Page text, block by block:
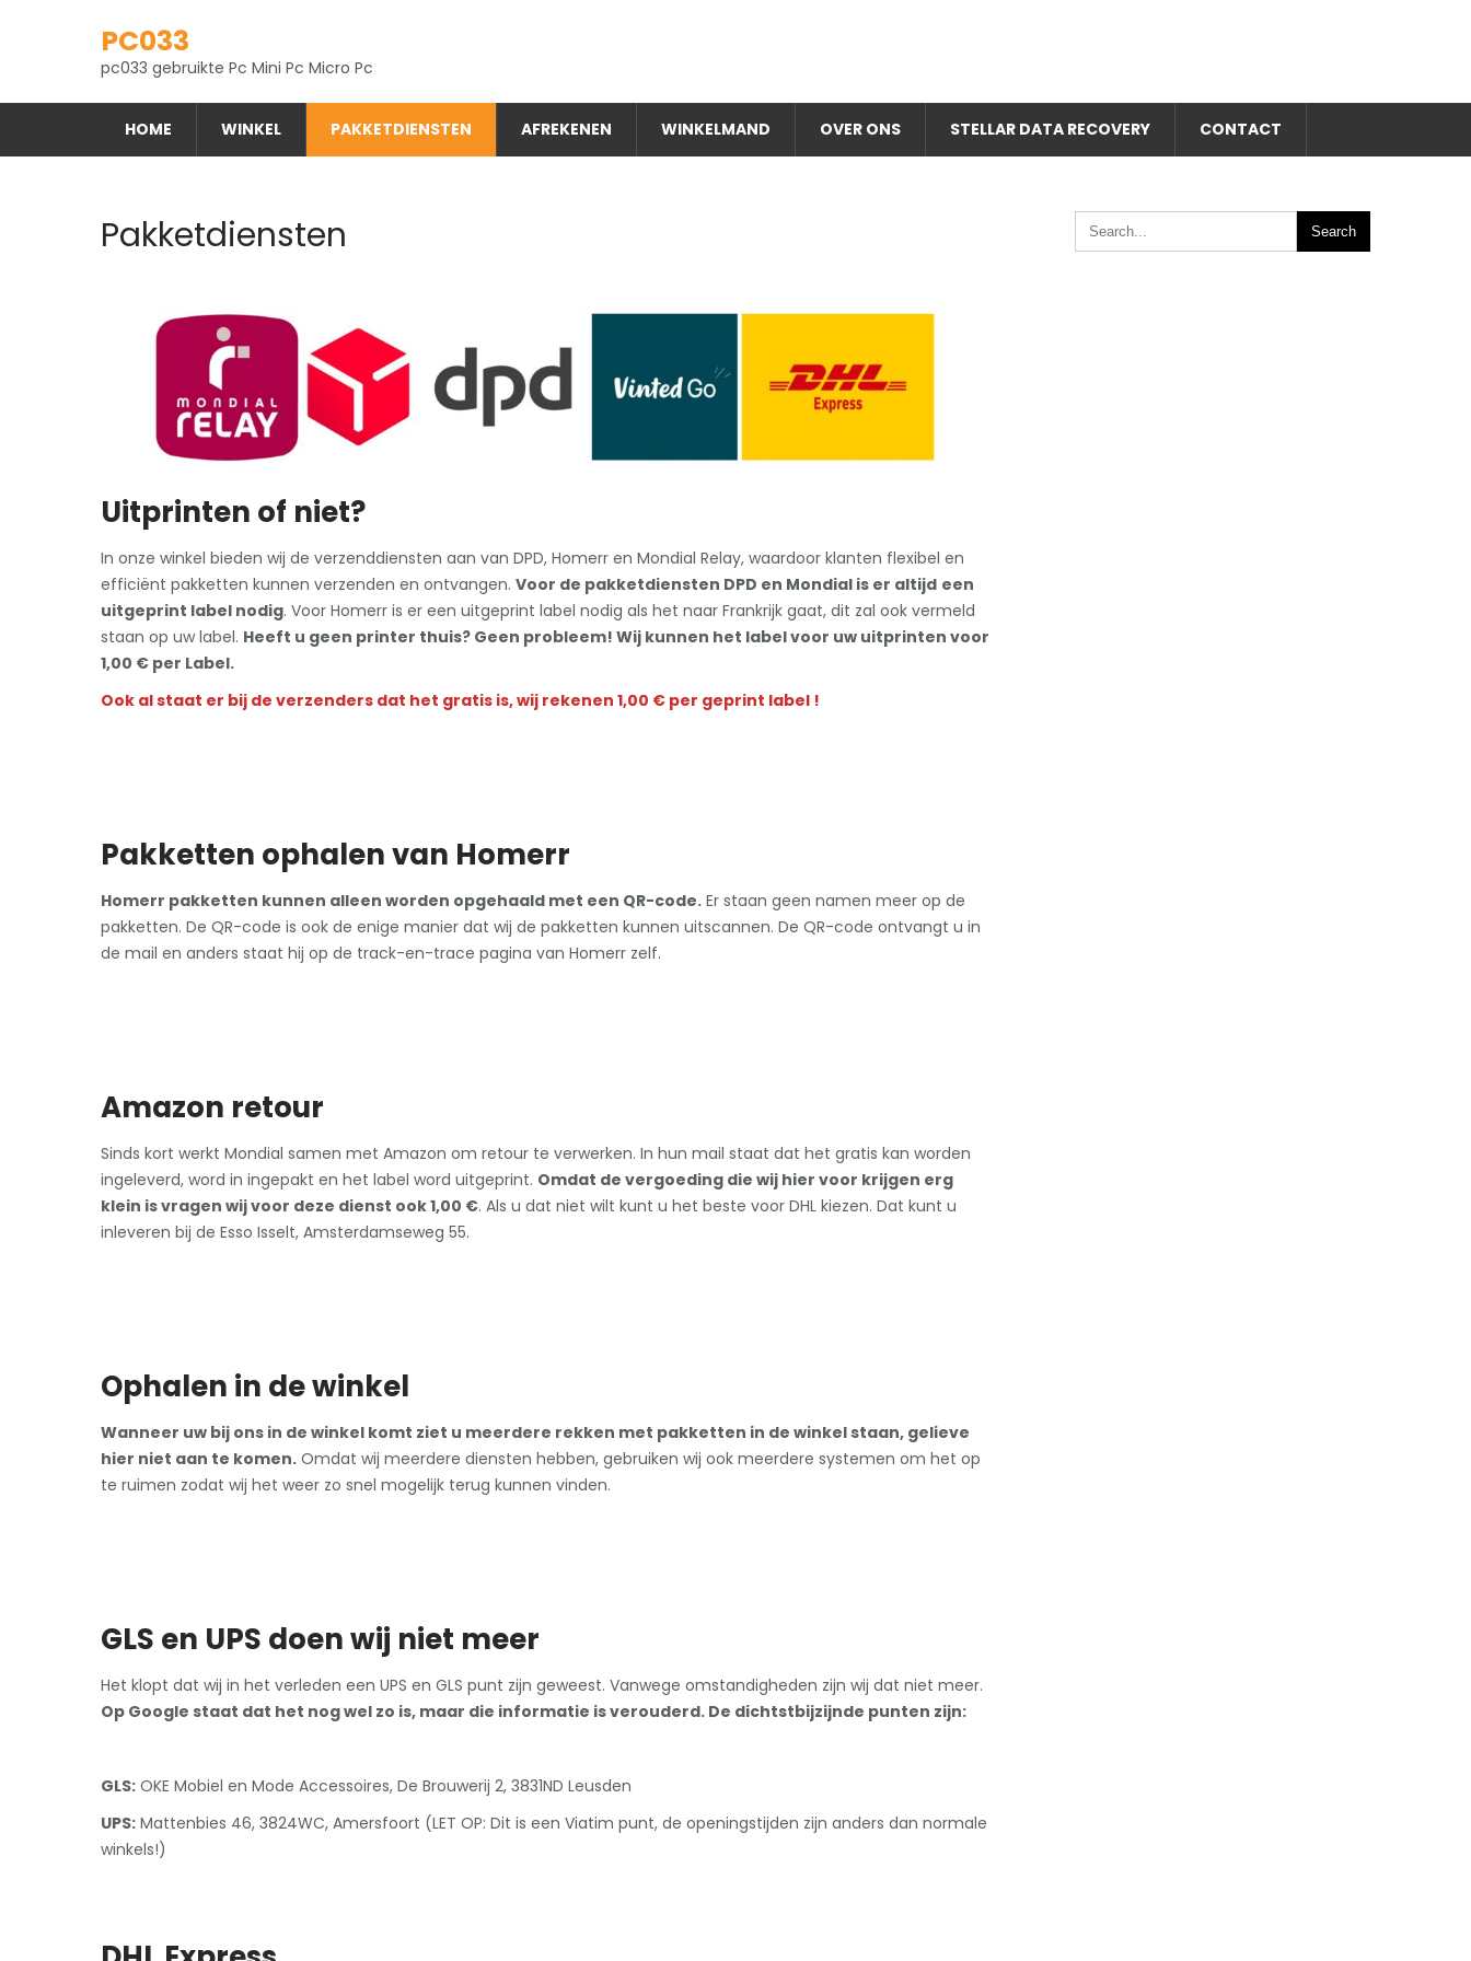
PC033
pc033 gebruikte Pc Mini Pc Micro Pc
HOME WINKEL PAKKETDIENSTEN AFREKENEN WINKELMAND OVER ONS STELLAR DATA RECOVERY CONTACT
Pakketdiensten
Uitprinten of niet?
In onze winkel bieden wij de verzenddiensten aan van DPD, Homerr en Mondial Relay, waardoor klanten flexibel en
efficiënt pakketten kunnen verzenden en ontvangen. Voor de pakketdiensten DPD en Mondial is er altijd een
uitgeprint label nodig. Voor Homerr is er een uitgeprint label nodig als het naar Frankrijk gaat, dit zal ook vermeld
staan op uw label. Heeft u geen printer thuis? Geen probleem! Wij kunnen het label voor uw uitprinten voor
1,00 € per Label.
Ook al staat er bij de verzenders dat het gratis is, wij rekenen 1,00 € per geprint label !
Pakketten ophalen van Homerr
Homerr pakketten kunnen alleen worden opgehaald met een QR-code. Er staan geen namen meer op de
pakketten. De QR-code is ook de enige manier dat wij de pakketten kunnen uitscannen. De QR-code ontvangt u in
de mail en anders staat hij op de track-en-trace pagina van Homerr zelf.
Amazon retour
Sinds kort werkt Mondial samen met Amazon om retour te verwerken. In hun mail staat dat het gratis kan worden
ingeleverd, word in ingepakt en het label word uitgeprint. Omdat de vergoeding die wij hier voor krijgen erg
klein is vragen wij voor deze dienst ook 1,00 €. Als u dat niet wilt kunt u het beste voor DHL kiezen. Dat kunt u
inleveren bij de Esso Isselt, Amsterdamseweg 55.
Ophalen in de winkel
Wanneer uw bij ons in de winkel komt ziet u meerdere rekken met pakketten in de winkel staan, gelieve
hier niet aan te komen. Omdat wij meerdere diensten hebben, gebruiken wij ook meerdere systemen om het op
te ruimen zodat wij het weer zo snel mogelijk terug kunnen vinden.
GLS en UPS doen wij niet meer
Het klopt dat wij in het verleden een UPS en GLS punt zijn geweest. Vanwege omstandigheden zijn wij dat niet meer.
Op Google staat dat het nog wel zo is, maar die informatie is verouderd. De dichtstbijzijnde punten zijn:
GLS: OKE Mobiel en Mode Accessoires, De Brouwerij 2, 3831ND Leusden
UPS: Mattenbies 46, 3824WC, Amersfoort (LET OP: Dit is een Viatim punt, de openingstijden zijn anders dan normale
winkels!)